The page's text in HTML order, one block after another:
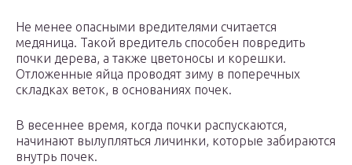
Не менее опасными вредителями считается
медяница. Такой вредитель способен повредить
почки дерева, а также цветоносы и корешки.
Отложенные яйца проводят зиму в поперечных
складках веток, в основаниях почек.
В весеннее время, когда почки распускаются,
начинают вылупляться личинки, которые забираются
внутрь почек.